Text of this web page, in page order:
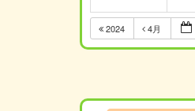
2024 4月